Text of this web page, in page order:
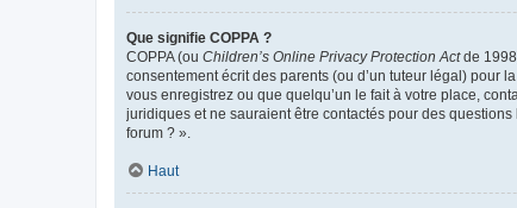
Que signifie COPPA ?
COPPA (ou Children’s Online Privacy Protection Actde
consentement écrit des parents (ou d’un tuteur légal) pour
vous enregistrez ou que quelqu’un le fait à votre place,
juridiques et ne sauraient être contactés pour des
forum ? ».
Haut